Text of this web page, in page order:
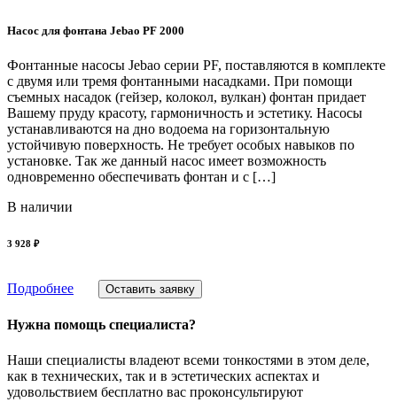
Насос для фонтана Jebao PF 2000
Фонтанные насосы Jebao серии PF, поставляются в комплекте
с двумя или тремя фонтанными насадками. При помощи
съемных насадок (гейзер, колокол, вулкан) фонтан придает
Вашему пруду красоту, гармоничность и эстетику. Насосы
устанавливаются на дно водоема на горизонтальную
устойчивую поверхность. Не требует особых навыков по
установке. Так же данный насос имеет возможность
одновременно обеспечивать фонтан и с […]
В наличии
3 928 ₽
Подробнее Оставить заявку
Нужна помощь специалиста?
Наши специалисты владеют всеми тонкостями в этом деле,
как в технических, так и в эстетических аспектах и
удовольствием бесплатно вас проконсультируют